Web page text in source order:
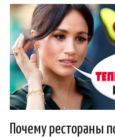
Почему рестораны